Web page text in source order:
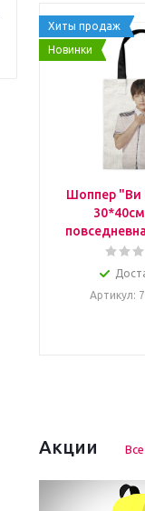
Хиты продаж
Новинки
Шоппер "Ви
Артикул:
Акции